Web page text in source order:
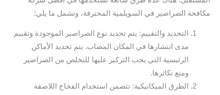
مكافحة الصراصير في السويلمية المحترفة، وتشمل ما يلي:
التحديد والتقييم: يتم تحديد نوع الصراصير الموجودة وتقييم
مدى انتشارها في المكان المصاب. يتم تحديد الأماكن
الرئيسية التي يجب التركيز عليها للتخلص من الصراصير
ومنع تكاثرها.
الطرق الميكانيكية: تتضمن استخدام الفخاخ اللاصقة